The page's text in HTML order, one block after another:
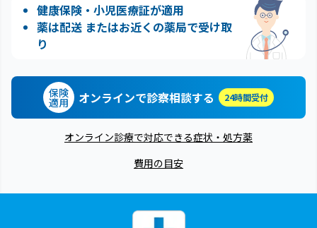
健康保険・小児医療証が適用
薬は配送 またはお近くの薬局で受け取
り
保険
適用 オンラインで診察相談する 24時間受付
オンライン診療で対応できる症状・処方薬
費用の目安